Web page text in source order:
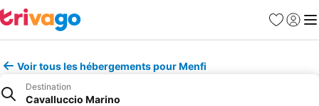
Favoris
Se
Voir tous les hébergements pour Menfi
Destination
Cavalluccio Marino